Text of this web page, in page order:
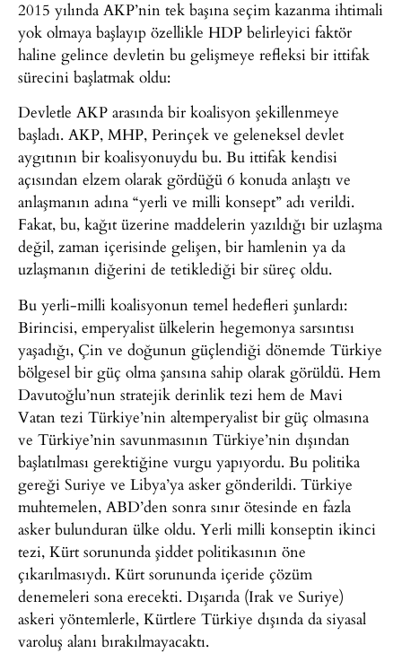
2015 yılında AKP’nin tek başına seçim kazanma ihtimali
yok olmaya başlayıp özellikle HDP belirleyici faktör
haline gelince devletin bu gelişmeye refleksi bir ittifak
sürecini başlatmak oldu:
Devletle AKP arasında bir koalisyon şekillenmeye
başladı. AKP, MHP, Perinçek ve geleneksel devlet
aygıtının bir koalisyonuydu bu. Bu ittifak kendisi
açısından elzem olarak gördüğü 6 konuda anlaştı ve
anlaşmanın adına “yerli ve milli konsept” adı verildi.
Fakat, bu, kağıt üzerine maddelerin yazıldığı bir uzlaşma
değil, zaman içerisinde gelişen, bir hamlenin ya da
uzlaşmanın diğerini de tetiklediği bir süreç oldu.
Bu yerli-milli koalisyonun temel hedefleri şunlardı:
Birincisi, emperyalist ülkelerin hegemonya sarsıntısı
yaşadığı, Çin ve doğunun güçlendiği dönemde Türkiye
bölgesel bir güç olma şansına sahip olarak görüldü. Hem
Davutoğlu’nun stratejik derinlik tezi hem de Mavi
Vatan tezi Türkiye’nin altemperyalist bir güç olmasına
ve Türkiye’nin savunmasının Türkiye’nin dışından
başlatılması gerektiğine vurgu yapıyordu. Bu politika
gereği Suriye ve Libya’ya asker gönderildi. Türkiye
muhtemelen, ABD’den sonra sınır ötesinde en fazla
asker bulunduran ülke oldu. Yerli milli konseptin ikinci
tezi, Kürt sorununda şiddet politikasının öne
çıkarılmasıydı. Kürt sorununda içeride çözüm
denemeleri sona erecekti. Dışarıda (Irak ve Suriye)
askeri yöntemlerle, Kürtlere Türkiye dışında da siyasal
varoluş alanı bırakılmayacaktı.